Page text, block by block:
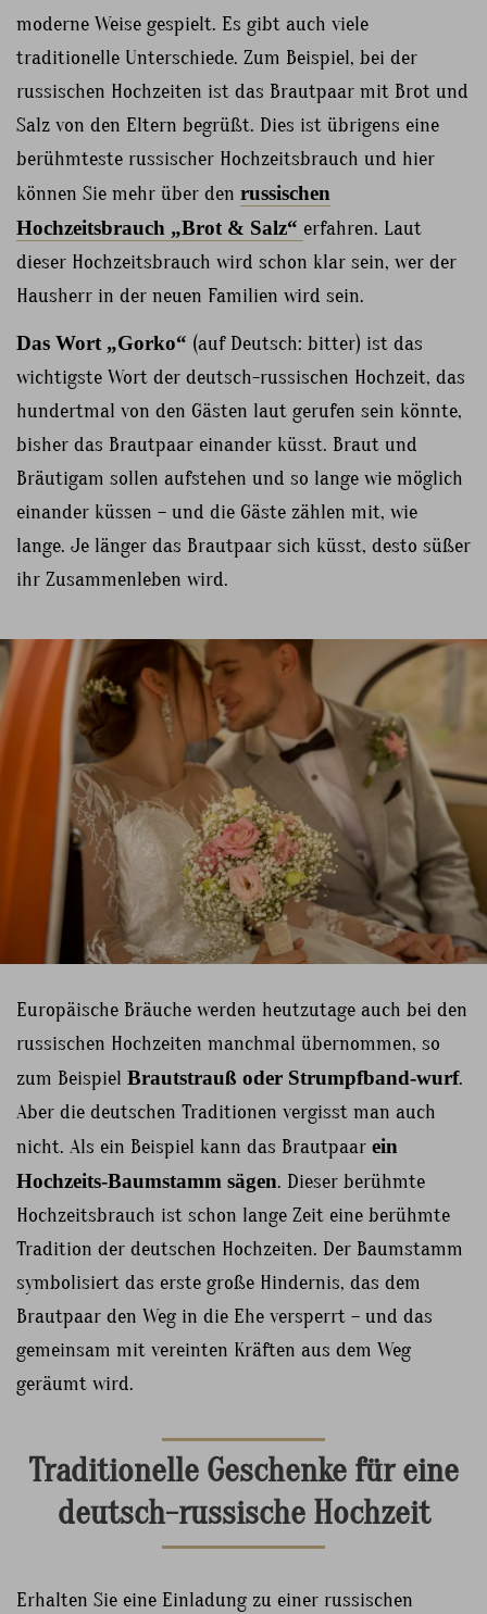
moderne Weise gespielt. Es gibt auch viele
traditionelle Unterschiede. Zum Beispiel, bei der
russischen Hochzeiten ist das Brautpaar mit Brot und
Salz von den Eltern begrüßt. Dies ist übrigens eine
berühmteste russischer Hochzeitsbrauch und hier
können Sie mehr über den russischen
Hochzeitsbrauch „Brot & Salz“ erfahren. Laut
dieser Hochzeitsbrauch wird schon klar sein, wer der
Hausherr in der neuen Familien wird sein.
Das Wort „Gorko“ (auf Deutsch: bitter) ist das
wichtigste Wort der deutsch-russischen Hochzeit, das
hundertmal von den Gästen laut gerufen sein könnte,
bisher das Brautpaar einander küsst. Braut und
Bräutigam sollen aufstehen und so lange wie möglich
einander küssen – und die Gäste zählen mit, wie
lange. Je länger das Brautpaar sich küsst, desto süßer
ihr Zusammenleben wird.
Europäische Bräuche werden heutzutage auch bei den
russischen Hochzeiten manchmal übernommen, so
zum Beispiel Brautstrauß oder Strumpfband-wurf.
Aber die deutschen Traditionen vergisst man auch
nicht. Als ein Beispiel kann das Brautpaar ein
Hochzeits-Baumstamm sägen. Dieser berühmte
Hochzeitsbrauch ist schon lange Zeit eine berühmte
Tradition der deutschen Hochzeiten. Der Baumstamm
symbolisiert das erste große Hindernis, das dem
Brautpaar den Weg in die Ehe versperrt – und das
gemeinsam mit vereinten Kräften aus dem Weg
geräumt wird.
Traditionelle Geschenke für eine
deutsch-russische Hochzeit
Erhalten Sie eine Einladung zu einer russischen